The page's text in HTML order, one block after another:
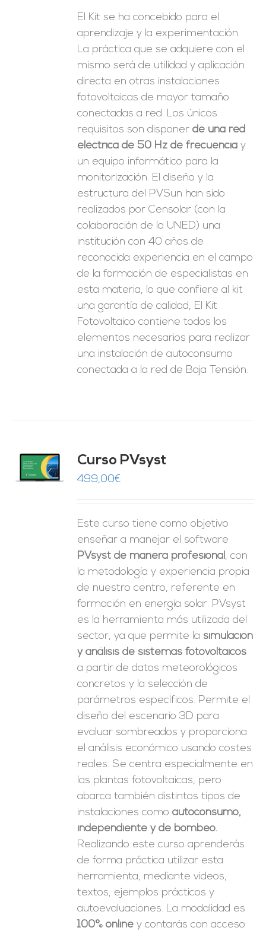
El Kit se ha concebido para el
aprendizaje y la experimentación.
La práctica que se adquiere con el
mismo será de utilidad y aplicación
directa en otras instalaciones
fotovoltaicas de mayor tamaño
conectadas a red. Los únicos
requisitos son disponerde una red
eléctrica de 50 Hz de frecuencia y
un equipo informático para la
monitorización. El diseño y la
estructura del PVSun han sido
realizados por Censolar (con la
colaboración de la UNED) una
institución con 40 años de
reconocida experiencia en el campo
de la formación de especialistas en
esta materia, lo que confiere al kit
una garantía de calidad, El Kit
Fotovoltaico contiene todos los
elementos necesarios para realizar
una instalación de autoconsumo
conectada a la red de Baja Tensión.
Curso PVsyst
499,00€
Este curso tiene como objetivo
enseñar a manejar el software
PVsyst de manera profesional, con
la metodología y experiencia propia
de nuestro centro, referente en
formación en energía solar. PVsyst
es la herramienta más utilizada del
sector, ya que permite la simulación
y análisis de sistemas fotovoltaicos
a partir de datos meteorológicos
concretos y la selección de
parámetros específicos. Permite el
diseño del escenario 3D para
evaluar sombreados y proporciona
el análisis económico usando costes
reales. Se centra especialmente en
las plantas fotovoltaicas, pero
abarca también distintos tipos de
instalaciones comoautoconsumo,
independiente y de bombeo.
Realizando este curso aprenderás
de forma práctica utilizar esta
herramienta, mediante videos,
textos, ejemplos prácticos y
autoevaluaciones. La modalidad es
100% online y contarás con acceso